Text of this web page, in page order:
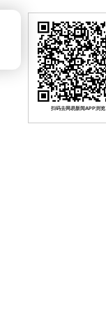
扫码去网易新闻APP浏览